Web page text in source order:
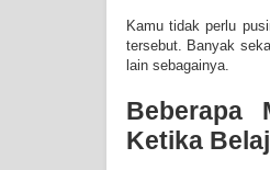
Kamu tidak perlu
tersebut. Banyak
lain sebagainya.
Beberapa
Ketika